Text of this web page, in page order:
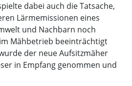
dabei auch die Tatsache,
Lärmemissionen eines
und Nachbarn noch
Mähbetrieb beeinträchtigt
der neue Aufsitzmäher
in Empfang genommen und